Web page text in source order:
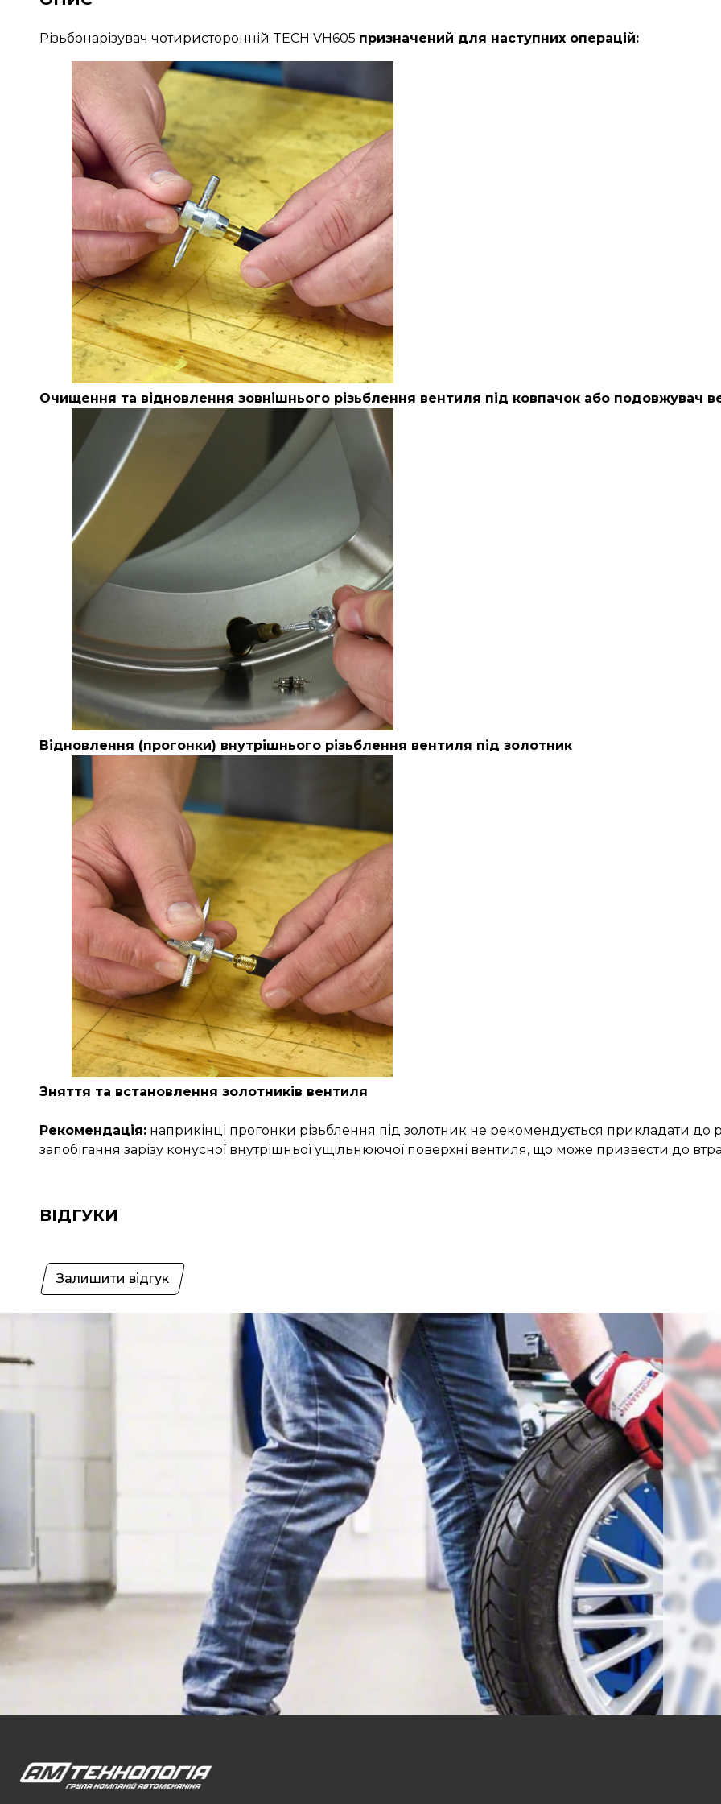
Різьбонарізувач чотиристоронній TECH VH605 призначений для наступних операцій:
Очищення та відновлення зовнішнього різьблення вентиля під ковпачок або подовжувач
Відновлення (прогонки) внутрішнього різьблення вентиля під золотник
Зняття та встановлення золотників вентиля
Рекомендація:наприкінці прогонки різьблення під золотник не рекомендується прикладати до
запобігання зарізу конусної внутрішньої ущільнюючої поверхні вентиля, що може призвести до
ВІДГУКИ
Залишити відгук